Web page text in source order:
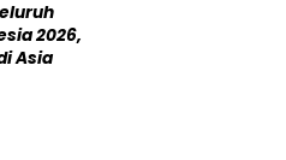
2026,
Asia